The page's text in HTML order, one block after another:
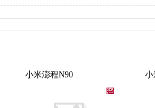
小米澎程N90 小